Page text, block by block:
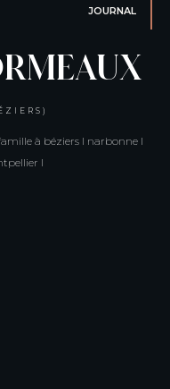
JOURNAL
à béziers I narbonne I
I